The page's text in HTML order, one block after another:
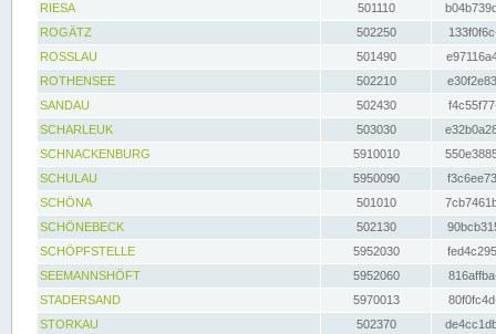
RIESA
501110
ROGÄTZ
502250
ROSSLAU
501490
ROTHENSEE
502210
SANDAU
502430
SCHARLEUK
503030
SCHNACKENBURG
5910010
SCHULAU
5950090
SCHÖNA
501010
SCHÖNEBECK
502130
SCHÖPFSTELLE
5952030
SEEMANNSHÖFT
5952060
STADERSAND
5970013
STORKAU
502370